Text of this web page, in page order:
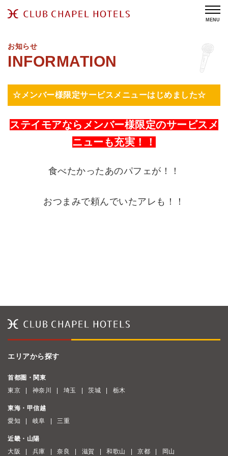
MENU
お知らせ
☆メンバー様限定サービスメニューはじめました☆
ステイモアならメンバー様限定のサービスメ
ニューも充実！！
食べたかったあのパフェが！！
おつまみで頼んでいたアレも！！
エリアから探す
首都圏・関東
東京
神奈川 埼玉 茨城 栃木
東海・甲信越
愛知
岐阜 三重
近畿・山陽
大阪
兵庫 奈良 滋賀 和歌山 京都 岡山